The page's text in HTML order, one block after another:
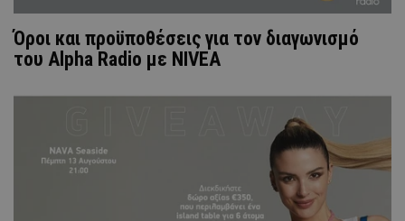
Όροι και προϋποθέσεις για τον διαγωνισμό
του Alpha Radio με NIVEA